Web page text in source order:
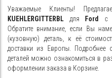
Уважаемые Клиенты!
KUEHLERGITTERBL для Ford с
Обратите внимание, если Вы
(кузовную) деталь, к её
доставки из Европы. Подробнее
деталей можно ознакомиться в
оформлении заказа в Корзине.